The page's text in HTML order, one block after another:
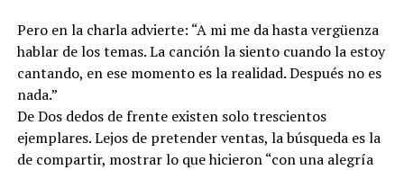
Pero en la charla advierte: “A mi me da hasta vergüenza
hablar de los temas. La canción la siento cuando la estoy
cantando, en ese momento es la realidad. Después no es
nada.”
De Dos dedos de frente existen solo trescientos
ejemplares. Lejos de pretender ventas, la búsqueda es la
de compartir, mostrar lo que hicieron “con una alegría